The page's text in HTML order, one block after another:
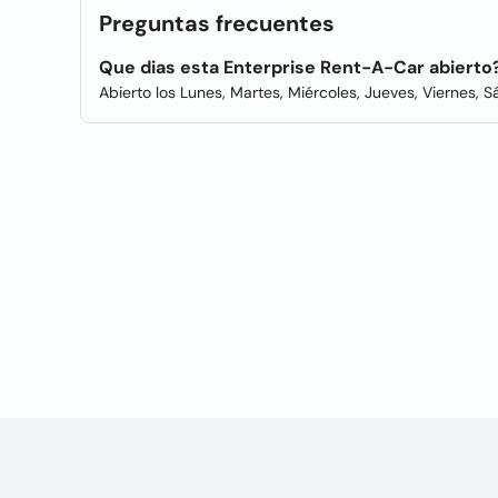
Preguntas frecuentes
Que dias esta Enterprise Rent-A-Car
Abierto los Lunes, Martes, Miércoles, Jueves, Viernes,